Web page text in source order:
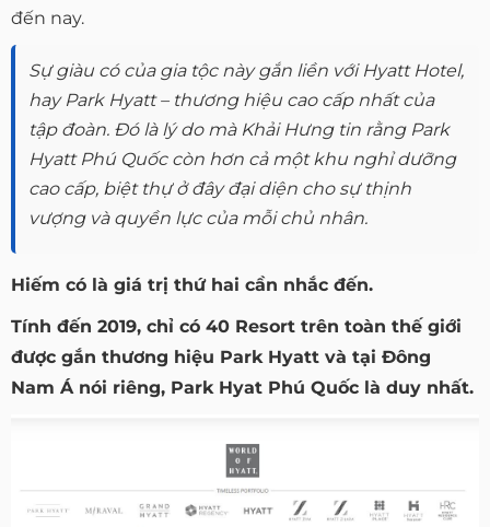
đến nay.
Sự giàu có của gia tộc này gắn liền với Hyatt Hotel,
hay Park Hyatt – thương hiệu cao cấp nhất của
tập đoàn. Đó là lý do mà Khải Hưng tin rằng Park
Hyatt Phú Quốc còn hơn cả một khu nghỉ dưỡng
cao cấp, biệt thự ở đây đại diện cho sự thịnh
vượng và quyền lực của mỗi chủ nhân.
Hiếm có là giá trị thứ hai cần nhắc đến.
Tính đến 2019, chỉ có 40 Resort trên toàn thế giới
được gắn thương hiệu Park Hyatt và tại Đông
Nam Á nói riêng, Park Hyat Phú Quốc là duy nhất.